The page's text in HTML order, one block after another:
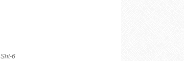
Sht-6